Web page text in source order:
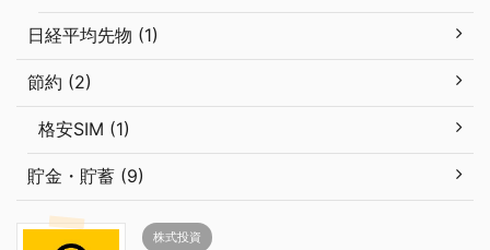
日経平均先物 (1)
節約 (2)
格安SIM (1)
貯金・貯蓄 (9)
株式投資